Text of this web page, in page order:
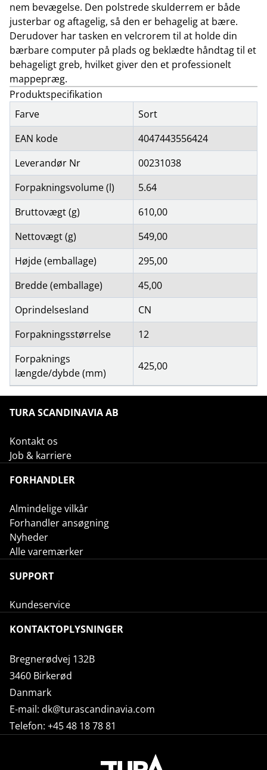
nem bevægelse. Den polstrede skulderrem er både
justerbar og aftagelig, så den er behagelig at bære.
Derudover har tasken en velcrorem til at holde din
bærbare computer på plads og beklædte håndtag til et
behageligt greb, hvilket giver den et professionelt
mappepræg.
Produktspecifikation
Farve
Sort
EAN kode
4047443556424
Leverandør Nr
00231038
Forpakningsvolume (l)
5.64
Bruttovægt (g)
610,00
Nettovægt (g)
549,00
Højde (emballage)
295,00
Bredde (emballage)
45,00
Oprindelsesland
CN
Forpakningsstørrelse
12
Forpaknings
længde/dybde (mm)
425,00
TURA SCANDINAVIA AB
Kontakt os
Job & karriere
FORHANDLER
Almindelige vilkår
Forhandler ansøgning
Nyheder
Alle varemærker
SUPPORT
Kundeservice
KONTAKTOPLYSNINGER
Bregnerødvej 132B
3460 Birkerød
Danmark
E-mail: dk@turascandinavia.com
Telefon: +45 48 18 78 81